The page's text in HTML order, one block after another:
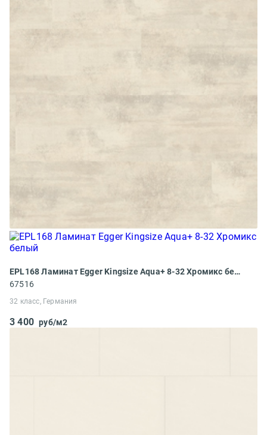
EPL168 Ламинат Egger Kingsize Aqua+ 8-32 Хромикс белый
67516
32 класс, Германия
3 400 руб/м2